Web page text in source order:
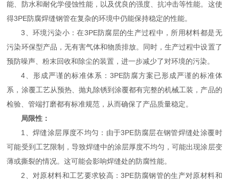
能、防水和耐化学侵蚀性能，以及优良的强度、抗冲击等性能。这使
得3PE防腐焊缝钢管在复杂的环境中仍能保持稳定的性能。
3、环境污染小：在3PE防腐层的生产过程中，所用材料都是无
污染环保型产品，无有害气体和物质排放。同时，生产过程中设置了
预防噪声、粉末回收和除尘的装置，进一步减少了对环境的污染。
4、形成严谨的标准体系：3PE防腐方案已形成严谨的标准体
系，涂覆工艺从预热、抛丸除锈到涂覆都有完整的机械工装，产品的
检验、管端打磨都有标准规范，从而确保了产品质量稳定。
局限性：
1、焊缝涂层厚度不均匀：由于3PE防腐层在钢管焊缝处涂覆时
可能受到工艺限制，导致焊缝中的涂层厚度不均匀，可能出现涂层变
薄或撕裂的情况。这可能会影响焊缝处的防腐性能。
2、对原材料和工艺要求较高：3PE防腐钢管的生产对原材料和